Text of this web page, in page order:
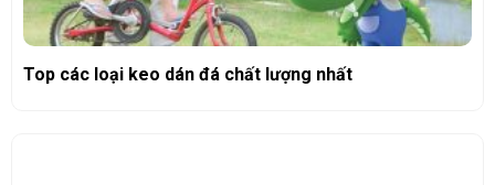
Top các loại keo dán đá chất lượng nhất